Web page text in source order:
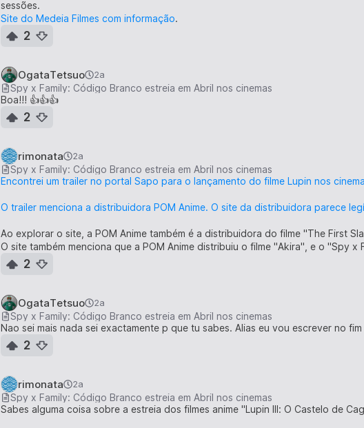
0:23 私ももっと絵ウマくなるね! 藤野ちゃん みたいに!
(Também vou melhorar os meus desenhos! Quero ser como tu, Fujino!)
0:28 京本も私の背中みて成長するんだなー
(A Kyomoto também vai crescer ao seguir o meu exemplo.)
0:32 アンタいつまで漫画家描いてんの?
(Quanto tempo vais demorar até seres uma autora de banda desenhada?)
(Talvez devesses parar de desenhar...)
0:37 何してんだ私?
(Então porque desenhas, Fujino?)
0:47 ごめん...
0:48 なんで...
(Porque é que...)
0:49 私...
(Eu...)
0:50 なんで描いたんだろう...
(Porque é que desenhei aquilo...)
0:51 もっと絵...上手く なりたい もん...
sessões.
Site do Medeia Filmes com informação.
2
OgataTetsuo 2a
Spy x Family: Código Branco estreia em Abril nos cinemas
Boa!!! 👍👍👍
2
rimonata 2a
Spy x Family: Código Branco estreia em Abril nos cinemas
Encontrei um trailer no portal Sapo para o lançamento do filme Lupin nos
O trailer menciona a distribuidora POM Anime. O site da distribuidora parece
Ao explorar o site, a POM Anime também é a distribuidora do filme "The First
O site também menciona que a POM Anime distribuiu o filme "Akira", e o "Spy x
2
OgataTetsuo 2a
Spy x Family: Código Branco estreia em Abril nos cinemas
Nao sei mais nada sei exactamente p que tu sabes. Alias eu vou escrever no
2
rimonata 2a
Spy x Family: Código Branco estreia em Abril nos cinemas
Sabes alguma coisa sobre a estreia dos filmes anime "Lupin III: O Castelo de